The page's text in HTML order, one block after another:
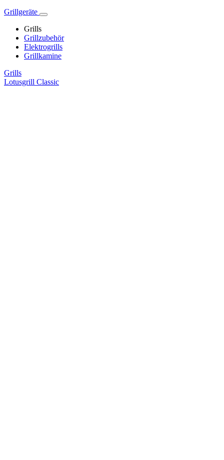
Grillgeräte
Grills
Grillzubehör
Elektrogrills
Grillkamine
Grills
Lotusgrill Classic